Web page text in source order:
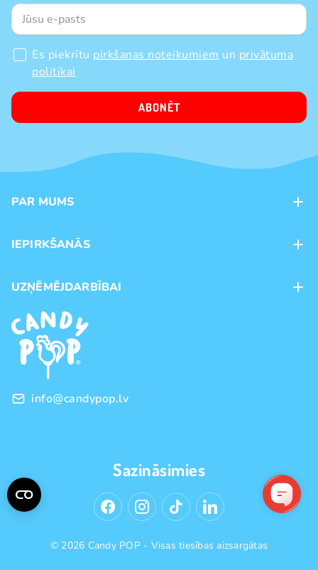
Es piekrītu pirkšanas noteikumiem un privātuma
politikai
ABONĒT
PAR MUMS
Veikali
Preču zīmoli
IEPIRKŠANĀS
Piegāde
Pirkšanas noteikumi
Privātuma politika
UZŅĒMĒJDARBĪBAI
Franšīze
Vairumtirdzniecība
info@candypop.lv
Sazināsimies
© 2026 Candy POP - Visas tiesības aizsargātas